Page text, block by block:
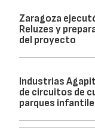
Zaragoza
Reluzes y
del proyecto
Industrias
de circuitos de
parques